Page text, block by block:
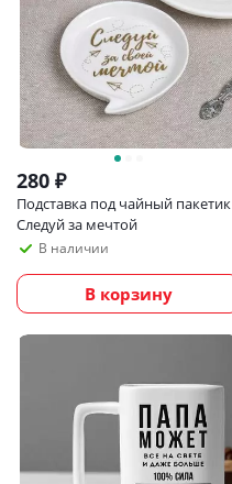
280 ₽
Подставка под чайный пакетик
Следуй за мечтой
В наличии
В корзину